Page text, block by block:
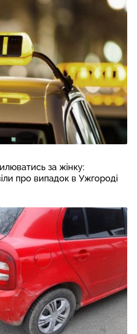
за жінку:
про випадок в Ужгороді